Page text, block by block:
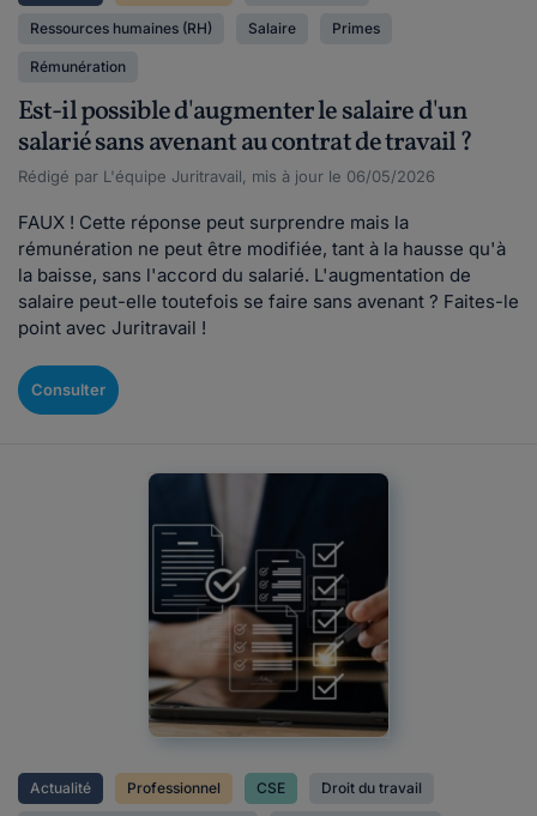
Ressources humaines (RH) Salaire Primes
Rémunération
Est-il possible d'augmenter le salaire d'un
salarié sans avenant au contrat de travail ?
Rédigé par L'équipe Juritravail, mis à jour le 06/05/2026
FAUX ! Cette réponse peut surprendre mais la
rémunération ne peut être modifiée, tant à la hausse qu'à
la baisse, sans l'accord du salarié. L'augmentation de
salaire peut-elle toutefois se faire sans avenant ? Faites-le
point avec Juritravail !
Consulter
Actualité Professionnel CSE Droit du travail